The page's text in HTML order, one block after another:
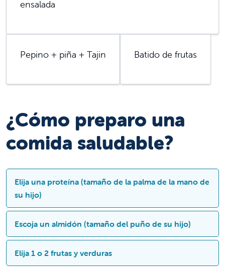
ensalada
Pepino + piña + Tajin Batido de frutas
¿Cómo preparo una
comida saludable?
Elija una proteína (tamaño de la palma de la mano de
su hijo)
Tofu
Escoja un almidón (tamaño del puño de su hijo)
Elija 1 o 2 frutas y verduras